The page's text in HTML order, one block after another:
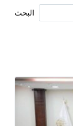
البحث